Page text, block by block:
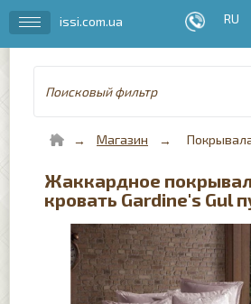
issi.com.ua
Поисковый фильтр
Магазин
Жаккардное
кровать Gardine's Gul